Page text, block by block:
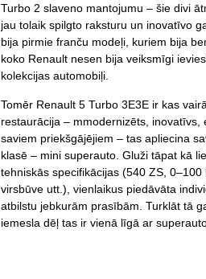
Turbo 2 slaveno mantojumu – šie divi
jau tolaik spilgto raksturu un inovatīvo
bija pirmie franču modeļi, kuriem bija
koko Renault nesen bija veiksmīgi
kolekcijas automobiļi.
Tomēr Renault 5 Turbo 3E3E ir kas
restaurācija – mmodernizēts,
saviem priekšgājējiem – tas apliecina
klasē – mini superauto. Gluži tāpat kā
tehniskās specifikācijas (540 ZS,
virsbūve utt.), vienlaikus piedāvāta
atbilstu jebkurām prasībām. Turklāt tā
iemesla dēļ tas ir vienā līgā ar